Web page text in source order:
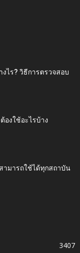
ไร? วิธีการตรวจสอบ
องใช้อะไรบ้าง
ามารถใช้ได้ทุกสถาบัน
3407